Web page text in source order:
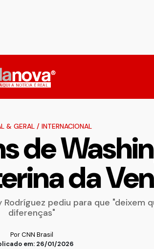
& GERAL/ INTERNACIONAL
de
da
pediu para que "deixem
diferenças"
Por CNN Brasil
em: 26/01/2026